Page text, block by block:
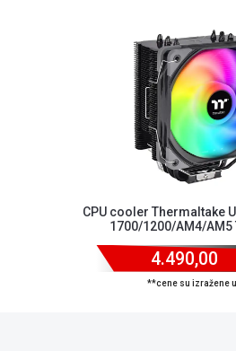
CPU cooler Thermaltake
1700/1200/AM4/AM5
4.490,00
**cene su izražene u